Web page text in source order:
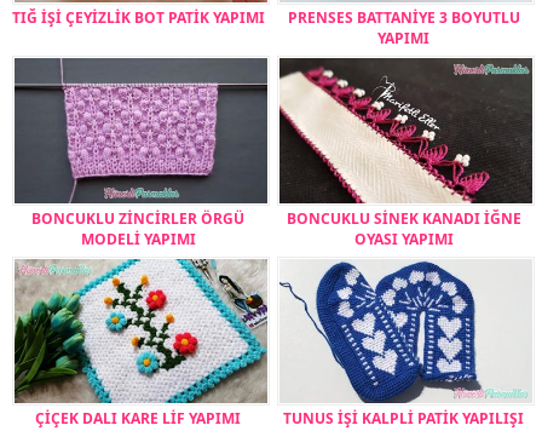
TIĞ İŞİ ÇEYİZLİK BOT PATİK YAPIMI
PRENSES BATTANİYE 3 BOYUTLU
YAPIMI
BONCUKLU ZİNCİRLER ÖRGÜ
MODELİ YAPIMI
BONCUKLU SİNEK KANADI İĞNE
OYASI YAPIMI
ÇİÇEK DALI KARE LİF YAPIMI TUNUS İŞİ KALPLİ PATİK YAPILIŞI